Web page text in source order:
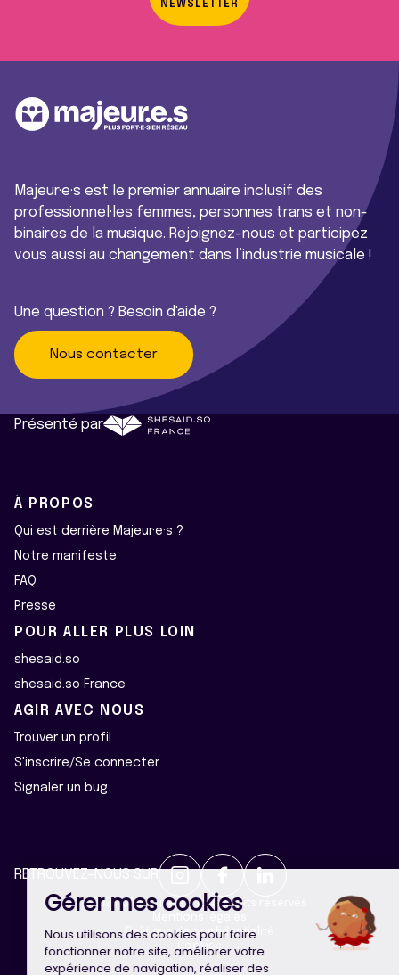
NEWSLETTER
Majeur·e·s est le premier annuaire inclusif des
professionnel·les femmes, personnes trans et non-
binaires de la musique. Rejoignez-nous et participez
vous aussi au changement dans l’industrie musicale !
Une question ? Besoin d'aide ?
Nous contacter
Présenté par
À PROPOS
Qui est derrière Majeur·e·s ?
Notre manifeste
FAQ
Presse
POUR ALLER PLUS LOIN
shesaid.so
shesaid.so France
AGIR AVEC NOUS
Trouver un profil
S'inscrire/Se connecter
Signaler un bug
RETROUVEZ-NOUS SUR
2026 ©Majeur·e·s - Tous droits réservés
Politique de confidentialité
Cookies
Gérer mes cookies
Nous utilisons des cookies pour faire
fonctionner notre site, améliorer votre
expérience de navigation, réaliser des